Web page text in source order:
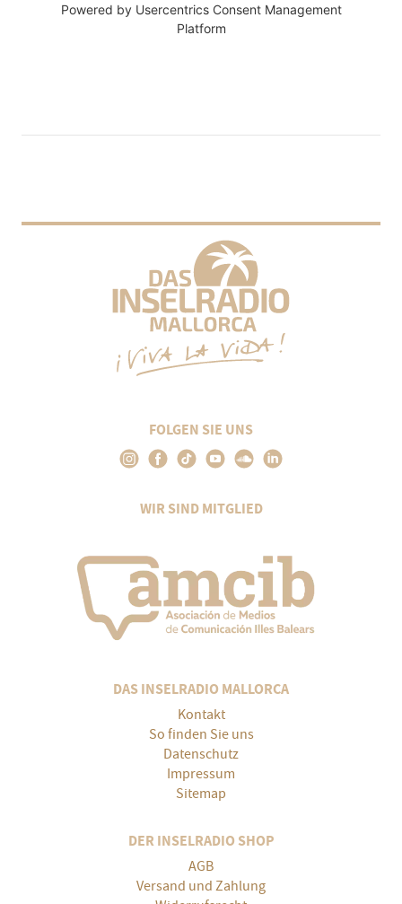
Powered by Usercentrics Consent Management
Platform
FOLGEN SIE UNS
WIR SIND MITGLIED
DAS INSELRADIO MALLORCA
Kontakt
So finden Sie uns
Datenschutz
Impressum
Sitemap
DER INSELRADIO SHOP
AGB
Versand und Zahlung